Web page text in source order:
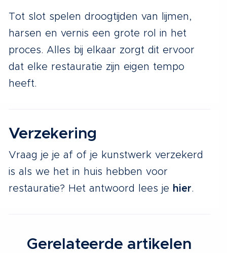
Tot slot spelen droogtijden van lijmen,
harsen en vernis een grote rol in het
proces. Alles bij elkaar zorgt dit ervoor
dat elke restauratie zijn eigen tempo
heeft.
Verzekering
Vraag je je af of je kunstwerk verzekerd
is als we het in huis hebben voor
restauratie? Het antwoord lees je hier.
Gerelateerde artikelen